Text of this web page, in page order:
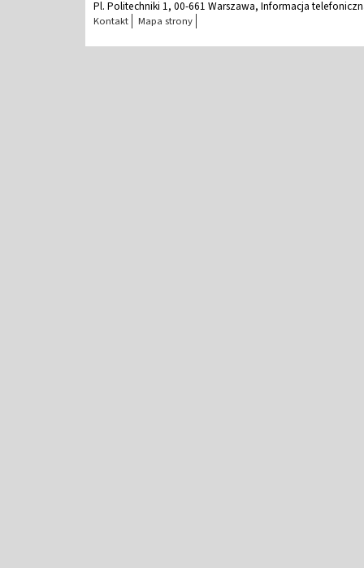
Pl. Politechniki 1, 00-661 Warszawa, Informacja
Kontakt Mapa strony